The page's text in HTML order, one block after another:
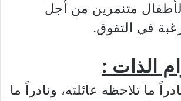
متنمرين من أجل
في التفوق.
الذات :
ما تلاحظه عائلته، ونادراً ما